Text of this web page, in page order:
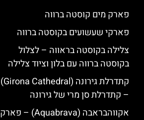
פארק מים קוסטה ברווה
פארקי שעשועים בקוסטה ברווה
צלילה בקוסטה בראווה – לצלול
בקוסטה ברווה עם בלון וציוד צלילה
קתדרלת גירונה (Girona Cathedral)
– קתדרלת סן מרי של גירונה
אקווהבראבה (Aquabrava) – פארק